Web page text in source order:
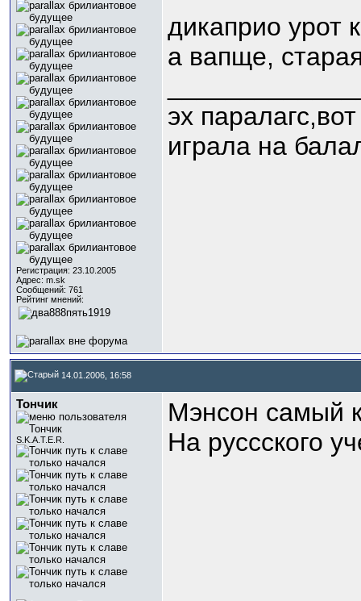
Регистрация: 23.10.2005
Адрес: m.sk
Сообщений: 761
Рейтинг мнений:
дикаприо урот
а вапще,
эх
играла на
14.01.2006, 16:58
Тончик
S.K.A.T.E.R.
Мэнсон самый
На руссского